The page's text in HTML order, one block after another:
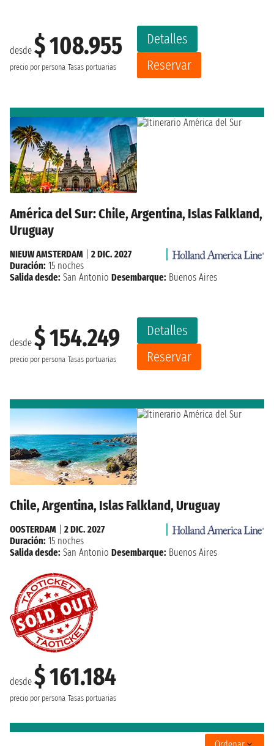
desde $ 108.955
precio por persona Tasas portuarias
Detalles
Reservar
América del Sur: Chile, Argentina, Islas Falkland,
Uruguay
desde $ 154.249
precio por persona Tasas portuarias
Detalles
Reservar
NIEUW AMSTERDAM
2 DIC. 2027
Duración: 15 noches
Salida desde: San Antonio Desembarque: Buenos Aires
Chile, Argentina, Islas Falkland, Uruguay
desde $ 161.184
precio por persona Tasas portuarias
OOSTERDAM
2 DIC. 2027
Duración: 15 noches
Salida desde: San Antonio Desembarque: Buenos Aires